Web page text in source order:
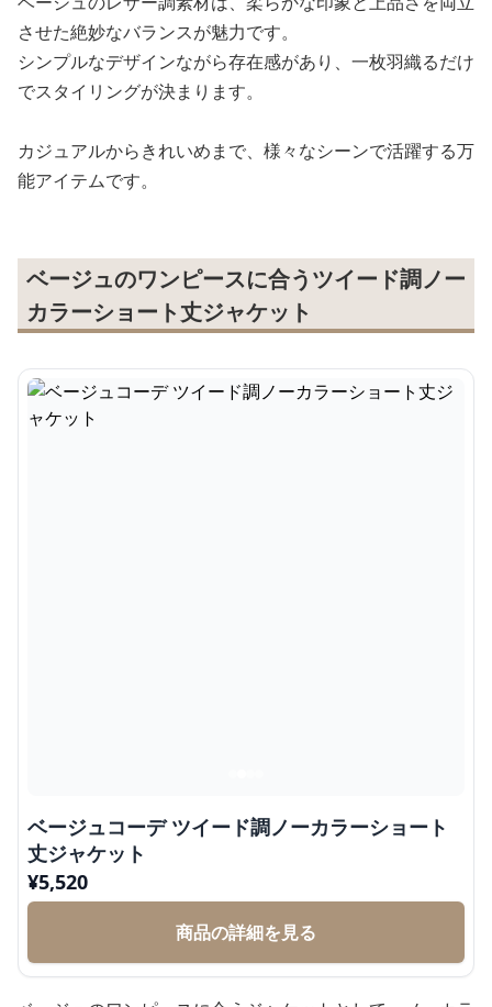
させた絶妙なバランスが魅力です。
シンプルなデザインながら存在感があり、一枚羽織るだけ
でスタイリングが決まります。
カジュアルからきれいめまで、様々なシーンで活躍する万
能アイテムです。
ベージュのワンピースに合うツイード調ノー
カラーショート丈ジャケット
ベージュコーデ ツイード調ノーカラーショート
丈ジャケット
¥5,520
商品の詳細を見る